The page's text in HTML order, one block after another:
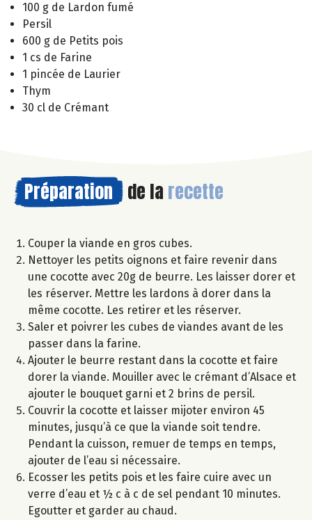
100 g de Lardon fumé
Persil
600 g de Petits pois
1 cs de Farine
1 pincée de Laurier
Thym
30 cl de Crémant
Préparation de la recette
Couper la viande en gros cubes.
Nettoyer les petits oignons et faire revenir dans
une cocotte avec 20g de beurre. Les laisser dorer et
les réserver. Mettre les lardons à dorer dans la
même cocotte. Les retirer et les réserver.
Saler et poivrer les cubes de viandes avant de les
passer dans la farine.
Ajouter le beurre restant dans la cocotte et faire
dorer la viande. Mouiller avec le crémant d’Alsace et
ajouter le bouquet garni et 2 brins de persil.
Couvrir la cocotte et laisser mijoter environ 45
minutes, jusqu’à ce que la viande soit tendre.
Pendant la cuisson, remuer de temps en temps,
ajouter de l’eau si nécessaire.
Ecosser les petits pois et les faire cuire avec un
verre d’eau et ½ c à c de sel pendant 10 minutes.
Egoutter et garder au chaud.